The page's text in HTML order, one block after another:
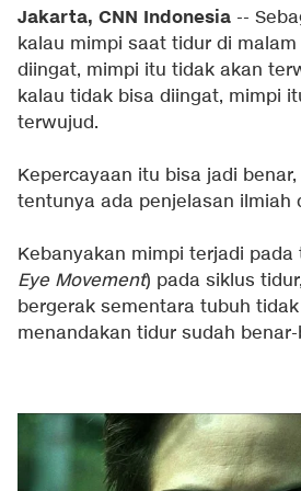
Jakarta, CNN Indonesia --
kalau mimpi saat tidur di
diingat, mimpi itu tidak akan
kalau tidak bisa diingat, mimpi
terwujud.
Kepercayaan itu bisa jadi
tentunya ada penjelasan ilmiah
Kebanyakan mimpi terjadi pada
Eye Movement) pada siklus
bergerak sementara tubuh
menandakan tidur sudah